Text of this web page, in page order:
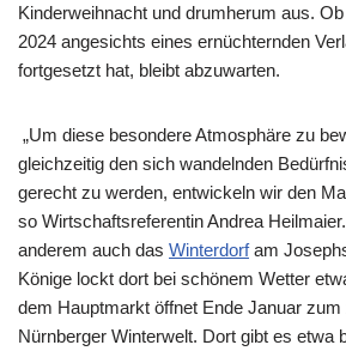
Kinderweihnacht und drumherum aus.
2024 angesichts eines ernüchternden
fortgesetzt hat, bleibt abzuwarten.
„Um diese besondere Atmosphäre zu
gleichzeitig den sich wandelnden
gerecht zu werden, entwickeln wir den
so Wirtschaftsreferentin Andrea
anderem auch das Winterdorfam
Könige lockt dort bei schönem Wetter
dem Hauptmarkt öffnet Ende Januar
Nürnberger Winterwelt. Dort gibt es etwa